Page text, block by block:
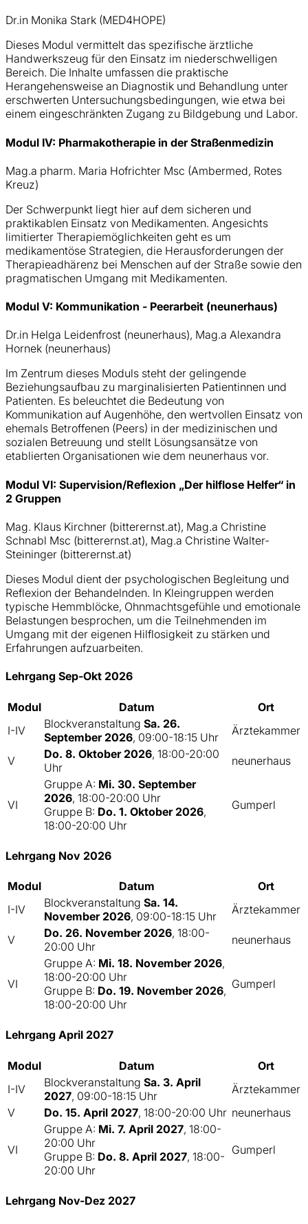
Dr.in Monika Stark (MED4HOPE)
Dieses Modul vermittelt das spezifische ärztliche
Handwerkszeug für den Einsatz im niederschwelligen
Bereich. Die Inhalte umfassen die praktische
Herangehensweise an Diagnostik und Behandlung unter
erschwerten Untersuchungsbedingungen, wie etwa bei
einem eingeschränkten Zugang zu Bildgebung und Labor.
Modul IV: Pharmakotherapie in der Straßenmedizin
Mag.a pharm. Maria Hofrichter Msc (Ambermed, Rotes
Kreuz)
Der Schwerpunkt liegt hier auf dem sicheren und
praktikablen Einsatz von Medikamenten. Angesichts
limitierter Therapiemöglichkeiten geht es um
medikamentöse Strategien, die Herausforderungen der
Therapieadhärenz bei Menschen auf der Straße sowie den
pragmatischen Umgang mit Medikamenten.
Modul V: Kommunikation - Peerarbeit (neunerhaus)
Dr.in Helga Leidenfrost (neunerhaus), Mag.a Alexandra
Hornek (neunerhaus)
Im Zentrum dieses Moduls steht der gelingende
Beziehungsaufbau zu marginalisierten Patientinnen und
Patienten. Es beleuchtet die Bedeutung von
Kommunikation auf Augenhöhe, den wertvollen Einsatz von
ehemals Betroffenen (Peers) in der medizinischen und
sozialen Betreuung und stellt Lösungsansätze von
etablierten Organisationen wie dem neunerhaus vor.
Modul VI: Supervision/Reflexion „Der hilflose Helfer“ in
2 Gruppen
Mag. Klaus Kirchner (bitterernst.at), Mag.a Christine
Schnabl Msc (bitterernst.at), Mag.a Christine Walter-
Steininger (bitterernst.at)
Dieses Modul dient der psychologischen Begleitung und
Reflexion der Behandelnden. In Kleingruppen werden
typische Hemmblöcke, Ohnmachtsgefühle und emotionale
Belastungen besprochen, um die Teilnehmenden im
Umgang mit der eigenen Hilflosigkeit zu stärken und
Erfahrungen aufzuarbeiten.
Lehrgang Sep-Okt 2026
Modul Datum
Ort
I-IV
Blockveranstaltung Sa. 26.
September 2026, 09:00-18:15 Uhr Ärztekammer
V Do. 8. Oktober 2026, 18:00-20:00
Uhr
neunerhaus
VI
Gruppe A: Mi. 30. September
2026, 18:00-20:00 Uhr
Gruppe B: Do. 1. Oktober 2026,
18:00-20:00 Uhr
Gumperl
Lehrgang Nov 2026
Modul Datum
Ort
I-IV
Blockveranstaltung Sa. 14.
November 2026, 09:00-18:15 Uhr Ärztekammer
V Do. 26. November 2026, 18:00-
20:00 Uhr
neunerhaus
VI
Gruppe A: Mi. 18. November 2026,
18:00-20:00 Uhr
Gruppe B: Do. 19. November 2026,
18:00-20:00 Uhr
Gumperl
Lehrgang April 2027
Modul Datum
Ort
I-IV
Blockveranstaltung Sa. 3. April
2027, 09:00-18:15 Uhr
Ärztekammer
V
Do. 15. April 2027, 18:00-20:00 Uhr neunerhaus
VI
Gruppe A: Mi. 7. April 2027, 18:00-
20:00 Uhr
Gruppe B: Do. 8. April 2027, 18:00-
20:00 Uhr
Gumperl
Lehrgang Nov-Dez 2027